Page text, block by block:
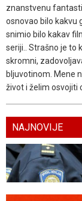
znanstvenu
osnovao bilo kakvu
snimio bilo kakav
seriji.. Strašno je to
skromni,
bljuvotinom. Mene
život i želim osvojiti
NAJNOVIJE